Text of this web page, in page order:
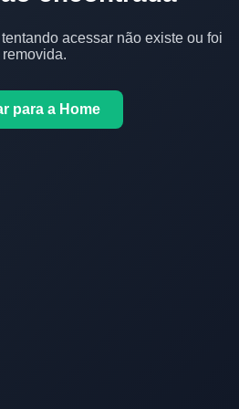
acessar não existe ou foi
removida.
para a Home